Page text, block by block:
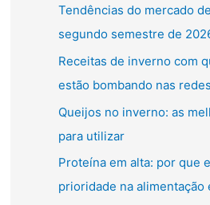
Tendências do mercado
segundo semestre de
Receitas de inverno com
estão bombando nas
Queijos no inverno: as
para utilizar
Proteína em alta: por que
prioridade na alimentação